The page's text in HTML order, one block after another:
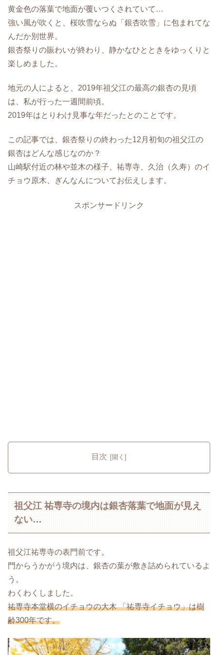
黄金色の落葉で地面が覆いつくされていて…
強い風が吹くと、桜吹雪ならぬ「銀杏吹雪」に包まれてな
んだか別世界。
銀杏祭りの賑わいが終わり、静かなひとときをゆっくりと
楽しめました。
地元の人によると、2019年祖父江の最高の銀杏の見頃
は、私が行った一週間前頃。
2019年はとりわけ見事な年だったとのことです。
この記事では、銀杏祭りの終わった12月初旬の祖父江の
銀杏はどんな感じなのか？
山崎駅付近の林や並木の様子、祐専寺、久治（久寿）のイ
チョウ原木、ぎんなんについてお伝えします。
スポンサードリンク
目次
祖父江 祐専寺の境内は銀杏落葉で地面が見え
ない…
祖父江祐専寺の表門前です。
門からうかがう境内は、銀杏の葉が敷き詰められているよ
う。
わくわくしました。
祐専寺本堂横のイチョウの大木 「祐専寺イチョウ」は樹
齢300年です。